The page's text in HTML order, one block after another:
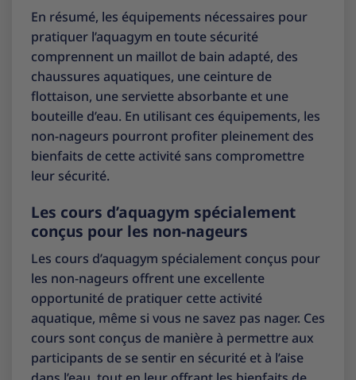
En résumé, les équipements nécessaires pour
pratiquer l’aquagym en toute sécurité
comprennent un maillot de bain adapté, des
chaussures aquatiques, une ceinture de
flottaison, une serviette absorbante et une
bouteille d’eau. En utilisant ces équipements, les
non-nageurs pourront profiter pleinement des
bienfaits de cette activité sans compromettre
leur sécurité.
Les cours d’aquagym spécialement
conçus pour les non-nageurs
Les cours d’aquagym spécialement conçus pour
les non-nageurs offrent une excellente
opportunité de pratiquer cette activité
aquatique, même si vous ne savez pas nager. Ces
cours sont conçus de manière à permettre aux
participants de se sentir en sécurité et à l’aise